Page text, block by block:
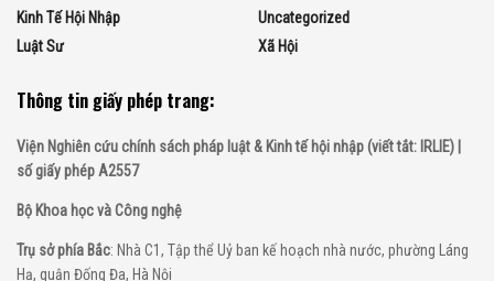
Kinh Tế Hội Nhập
Luật Sư
Uncategorized
Xã Hội
Thông tin giấy phép trang:
Viện Nghiên cứu chính sách pháp luật & Kinh tế hội nhập (viết tắt: IRLIE) |
số giấy phép A2557
Bộ Khoa học và Công nghệ
Trụ sở phía Bắc: Nhà C1, Tập thể Uỷ ban kế hoạch nhà nước, phường Láng
Hạ, quận Đống Đa, Hà Nội